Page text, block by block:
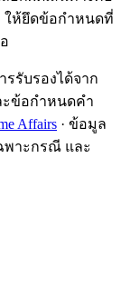
ให้ยึดข้อกำหนดที่
รับรองได้จาก
ะข้อกำหนดคำ
Affairs · ข้อมูล
พาะกรณี และ